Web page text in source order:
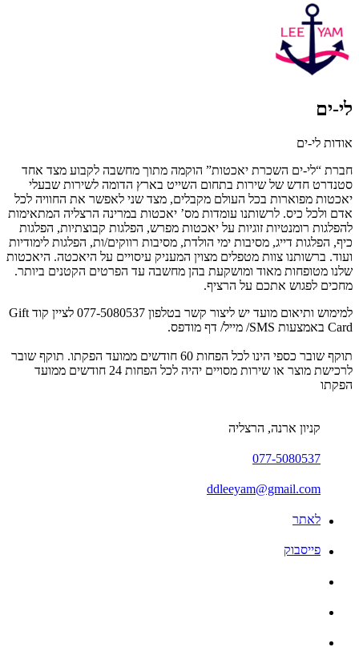
לי-ים
אודות לי-ים
חברת “לי-ים השכרת יאכטות” הוקמה מתוך מחשבה לקבוע מצד אחד
סטנדרט חדש של שירות בתחום השייט בארץ הדומה לשירות שבעלי
יאכטות מפוארות בכל העולם מקבלים, מצד שני לאפשר את החוויה לכל
אדם ולכל כיס. לרשותנו עומדות מס’ יאכטות במרינה הרצליה המתאימות
להפלגות רומנטיות זוגיות על יאכטות מפרש, הפלגות קבוצתיות, הפלגות
כיף, הפלגות דייג, מסיבות ימי הולדת, מסיבות רווקים/ות, הפלגות לימודיות
ועוד. ברשותנו צוות מטפלים מצוין המעניק עיסויים על היאכטה. היאכטות
שלנו מטופחות מאוד ומושקעת בהן מחשבה עד הפרטים הקטנים ביותר.
מחכים לפגוש אתכם על הרציף.
למימוש ותיאום מועד יש ליצור קשר בטלפון 077-5080537 לציין קוד Gift
Card באמצעות SMS/ מייל/ דף מודפס.
תוקף שובר כספי הינו לכל הפחות 60 חודשים ממועד הפקתו. תוקף שובר
לרכישת מוצר או שירות מסויים יהיה לכל הפחות 24 חודשים ממועד
הפקתו
קניון ארנה, הרצליה
077-5080537
ddleeyam@gmail.com
לאתר
פייסבוק